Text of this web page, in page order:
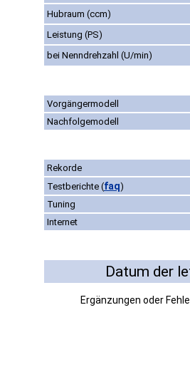
Hubraum (ccm)
Leistung (PS)
bei Nenndrehzahl (U/min)
Vorgängermodell
Nachfolgemodell
Rekorde
Testberichte (faq)
Tuning
Internet
Datum der
Ergänzungen oder